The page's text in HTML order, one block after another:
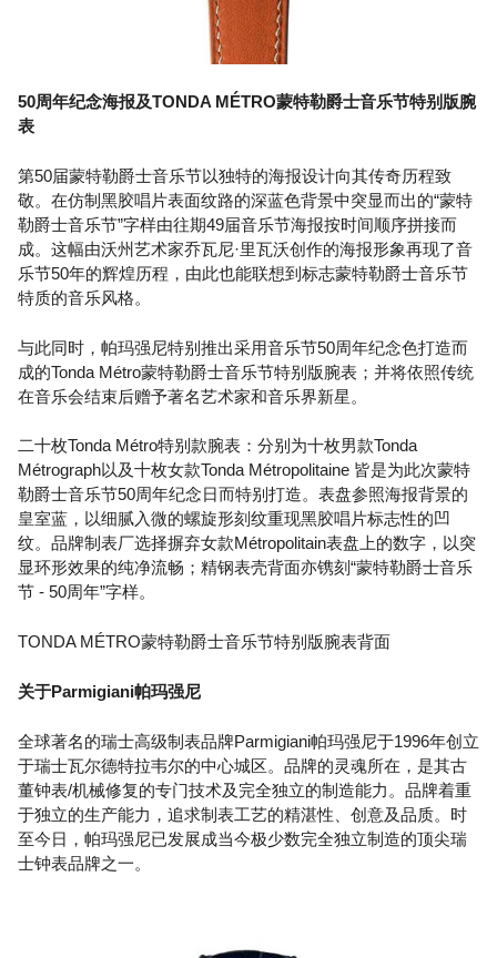
50周年纪念海报及TONDA MÉTRO蒙特勒爵士音乐节特别版腕
表
第50届蒙特勒爵士音乐节以独特的海报设计向其传奇历程致
敬。在仿制黑胶唱片表面纹路的深蓝色背景中突显而出的“蒙特
勒爵士音乐节”字样由往期49届音乐节海报按时间顺序拼接而
成。这幅由沃州艺术家乔瓦尼·里瓦沃创作的海报形象再现了音
乐节50年的辉煌历程，由此也能联想到标志蒙特勒爵士音乐节
特质的音乐风格。
与此同时，帕玛强尼特别推出采用音乐节50周年纪念色打造而
成的Tonda Métro蒙特勒爵士音乐节特别版腕表；并将依照传统
在音乐会结束后赠予著名艺术家和音乐界新星。
二十枚Tonda Métro特别款腕表：分别为十枚男款Tonda
Métrograph以及十枚女款Tonda Métropolitaine 皆是为此次蒙特
勒爵士音乐节50周年纪念日而特别打造。表盘参照海报背景的
皇室蓝，以细腻入微的螺旋形刻纹重现黑胶唱片标志性的凹
纹。品牌制表厂选择摒弃女款Métropolitain表盘上的数字，以突
显环形效果的纯净流畅；精钢表壳背面亦镌刻“蒙特勒爵士音乐
节 - 50周年”字样。
TONDA MÉTRO蒙特勒爵士音乐节特别版腕表背面
关于Parmigiani帕玛强尼
全球著名的瑞士高级制表品牌Parmigiani帕玛强尼于1996年创立
于瑞士瓦尔德特拉韦尔的中心城区。品牌的灵魂所在，是其古
董钟表/机械修复的专门技术及完全独立的制造能力。品牌着重
于独立的生产能力，追求制表工艺的精湛性、创意及品质。时
至今日，帕玛强尼已发展成当今极少数完全独立制造的顶尖瑞
士钟表品牌之一。